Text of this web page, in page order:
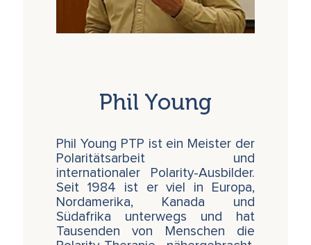
Phil Young
Phil Young PTP ist ein Meister der
Polaritätsarbeit und
internationaler Polarity-Ausbilder.
Seit 1984 ist er viel in Europa,
Nordamerika, Kanada und
Südafrika unterwegs und hat
Tausenden von Menschen die